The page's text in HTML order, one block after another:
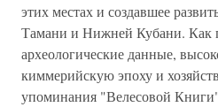
этих местах и создавшее
Тамани и Нижней Кубани. Как
археологические данные,
киммерийскую эпоху и
упоминания "Велесовой